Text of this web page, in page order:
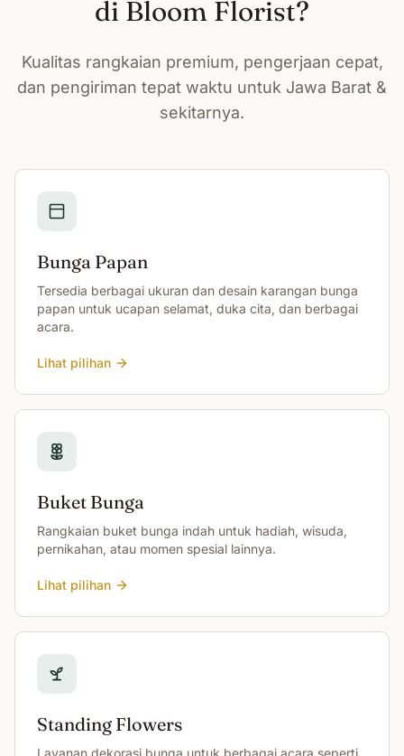
di Bloom Florist?
Kualitas rangkaian premium, pengerjaan cepat,
dan pengiriman tepat waktu untuk Jawa Barat &
sekitarnya.
Bunga Papan
Tersedia berbagai ukuran dan desain karangan bunga
papan untuk ucapan selamat, duka cita, dan berbagai
acara.
Lihat pilihan
Buket Bunga
Rangkaian buket bunga indah untuk hadiah, wisuda,
pernikahan, atau momen spesial lainnya.
Lihat pilihan
Standing Flowers
Layanan dekorasi bunga untuk berbagai acara seperti